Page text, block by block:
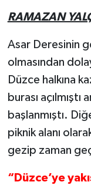
RAMAZAN
Asar Deresinin
olmasından
Düzce halkına
burası açılmıştı
başlanmıştı.
piknik alanı
gezip zaman
“Düzce’ye